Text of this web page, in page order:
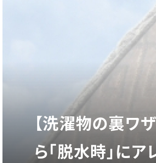
【洗濯物の裏ワ
ら「脱水時」に